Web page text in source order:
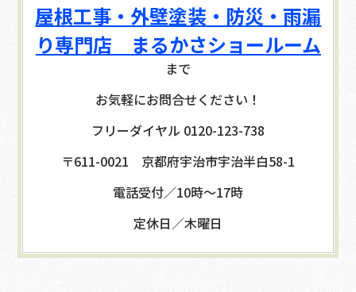
屋根工事・外壁塗装・防災・雨漏
り専門店 まるかさショールーム
まで
お気軽にお問合せください！
フリーダイヤル 0120-123-738
〒611-0021 京都府宇治市宇治半白58-1
電話受付／10時～17時
定休日／木曜日